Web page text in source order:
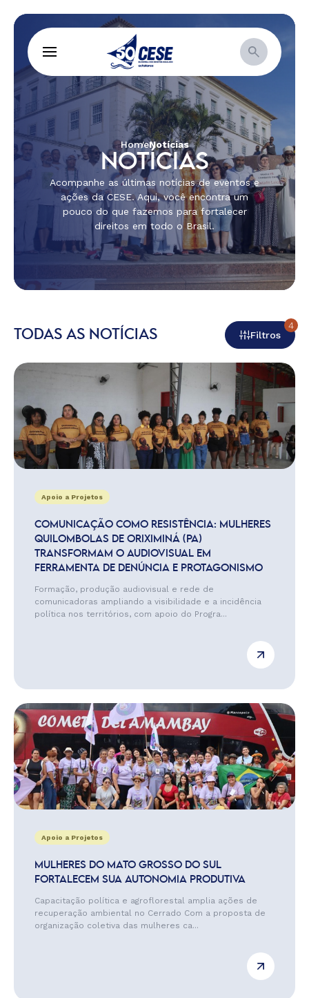
HomeNotícias
NOTÍCIAS
Acompanhe as últimas notícias de eventos e
ações da CESE. Aqui, você encontra um
pouco do que fazemos para fortalecer
direitos em todo o Brasil.
TODAS AS NOTÍCIAS Filtros
4
Apoio a Projetos
COMUNICAÇÃO COMO RESISTÊNCIA: MULHERES
QUILOMBOLAS DE ORIXIMINÁ (PA)
TRANSFORMAM O AUDIOVISUAL EM
FERRAMENTA DE DENÚNCIA E PROTAGONISMO
Formação, produção audiovisual e rede de
comunicadoras ampliando a visibilidade e a incidência
política nos territórios, com apoio do Progra...
Apoio a Projetos
MULHERES DO MATO GROSSO DO SUL
FORTALECEM SUA AUTONOMIA PRODUTIVA
Capacitação política e agroflorestal amplia ações de
recuperação ambiental no Cerrado Com a proposta de
organização coletiva das mulheres ca...